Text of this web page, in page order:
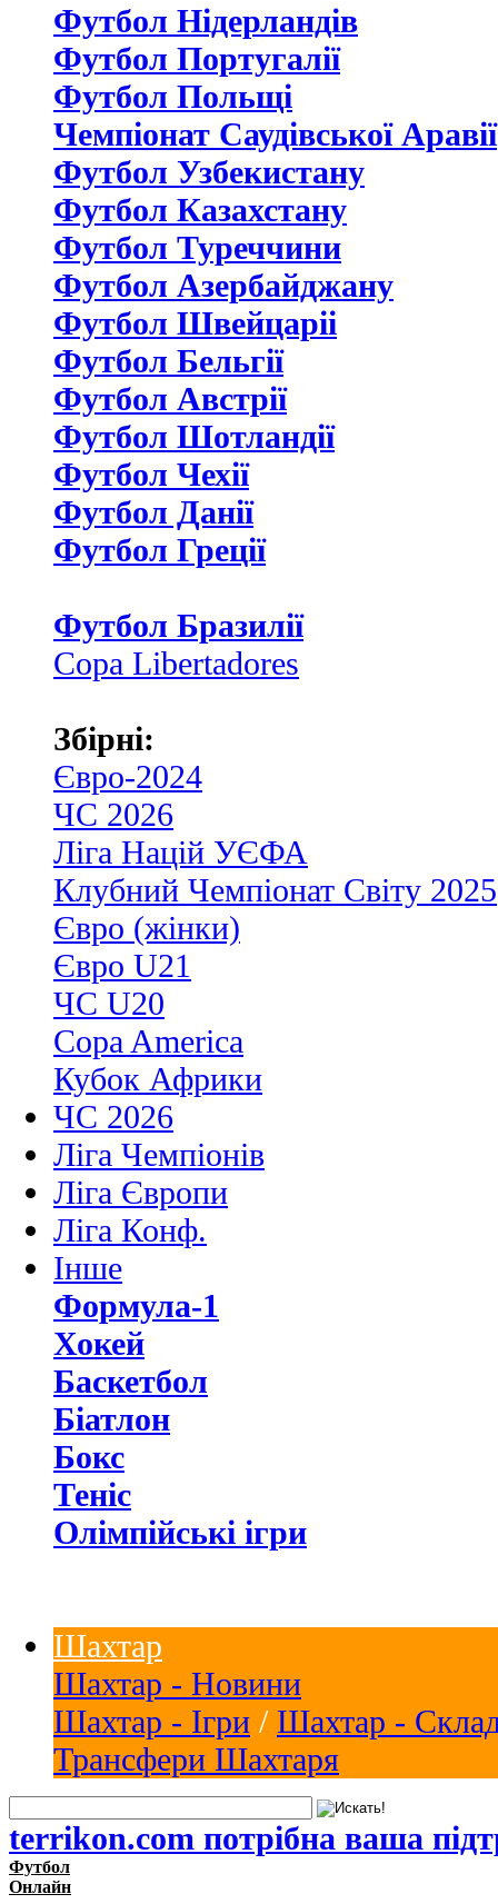
Футбол Нідерландiв
Футбол Португалії
Футбол Польщі
Чемпіонат Саудівської Аравії
Футбол Узбекистану
Футбол Казахстану
Футбол Туреччини
Футбол Азербайджану
Футбол Швейцаріі
Футбол Бельгії
Футбол Австрії
Футбол Шотландії
Футбол Чехії
Футбол Данії
Футбол Греції
Футбол Бразилії
Copa Libertadores
Збірні:
Євро-2024
ЧС 2026
Ліга Націй УЄФА
Клубний Чемпіонат Світу 2025
Євро (жінки)
Євро U21
ЧС U20
Copa America
Кубок Африки
ЧС 2026
Ліга Чемпіонів
Ліга Європи
Ліга Конф.
Інше
Формула-1
Хокей
Баскетбол
Біатлон
Бокс
Теніс
Олімпійські ігри
Шахтар
Шахтар - Новини
Шахтар - Ігри / Шахтар -
Трансфери Шахтаря
terrikon.com потрібна ваша
Футбол
Онлайн